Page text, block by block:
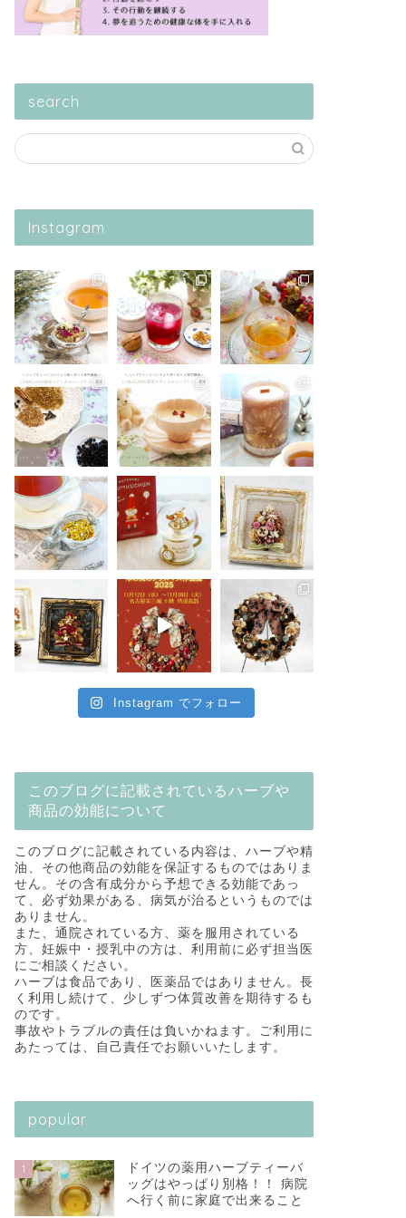
search
Instagram
Instagram でフォロー
このブログに記載されているハーブや
商品の効能について
このブログに記載されている内容は、ハーブや精
油、その他商品の効能を保証するものではありま
せん。その含有成分から予想できる効能であっ
て、必ず効果がある、病気が治るというものでは
ありません。
また、通院されている方、薬を服用されている
方、妊娠中・授乳中の方は、利用前に必ず担当医
にご相談ください。
ハーブは食品であり、医薬品ではありません。長
く利用し続けて、少しずつ体質改善を期待するも
のです。
事故やトラブルの責任は負いかねます。ご利用に
あたっては、自己責任でお願いいたします。
popular
1
ドイツの薬用ハーブティーバ
ッグはやっぱり別格！！ 病院
へ行く前に家庭で出来ること